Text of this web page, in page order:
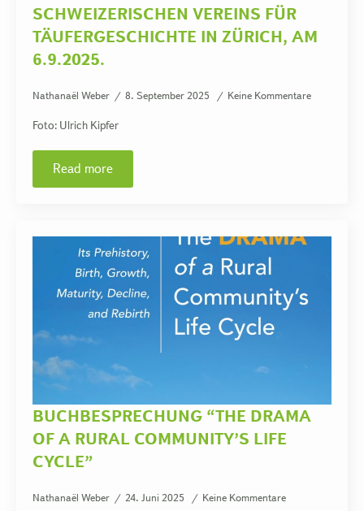
SCHWEIZERISCHEN VEREINS FÜR
TÄUFERGESCHICHTE IN ZÜRICH, AM
6.9.2025.
Nathanaël Weber 8. September 2025 Keine Kommentare
Foto: Ulrich Kipfer
Read more
BUCHBESPRECHUNG “THE DRAMA
OF A RURAL COMMUNITY’S LIFE
CYCLE”
Nathanaël Weber 24. Juni 2025 Keine Kommentare